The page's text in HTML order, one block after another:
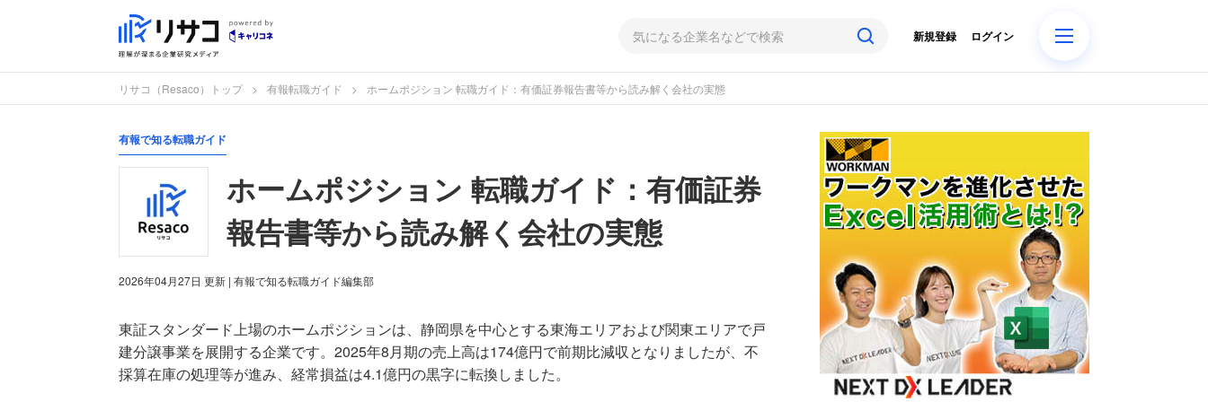
ログイン
新規登録
リサコ（Resaco）トップ 有報転職ガイド ホームポジション 転職ガイド：有価証券報告書等から読み解く会社の実態
有報で知る転職ガイド
ホームポジション 転職ガイド：有価証券
報告書等から読み解く会社の実態
2026年04月27日 更新 | 有報で知る転職ガイド編集部
東証スタンダード上場のホームポジションは、静岡県を中心とする東海エリアおよび関東エリアで戸
建分譲事業を展開する企業です。2025年8月期の売上高は174億円で前期比減収となりましたが、不
採算在庫の処理等が進み、経常損益は4.1億円の黒字に転換しました。